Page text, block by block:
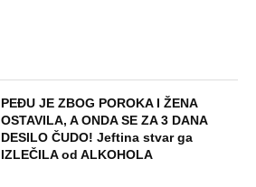
PEĐU JE ZBOG POROKA I ŽENA
OSTAVILA, A ONDA SE ZA 3 DANA
DESILO ČUDO! Jeftina stvar ga
IZLEČILA od ALKOHOLA